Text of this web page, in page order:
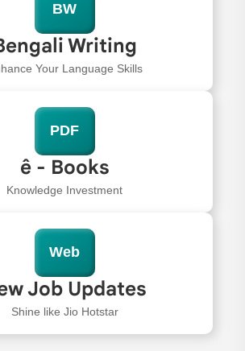
BW
Writing
Your Language Skills
PDF
ê - Books
Knowledge Investment
Web
Job Updates
Shine like Jio Hotstar